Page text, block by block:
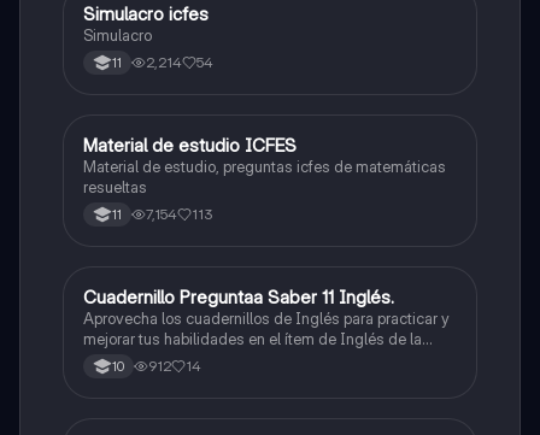
ICFES: Lectura Crítica
Simulacro icfes
Simulacro
11 2,214 54
ICFES: Matemáticas
Material de estudio ICFES
Material de estudio, preguntas icfes de matemáticas
resueltas
11 7,154 113
ICFES: Inglés
Cuadernillo Preguntaa Saber 11 Inglés.
Aprovecha los cuadernillos de Inglés para practicar y
mejorar tus habilidades en el ítem de Inglés de la
Prueba Saber 11. 🫡
10 912 14